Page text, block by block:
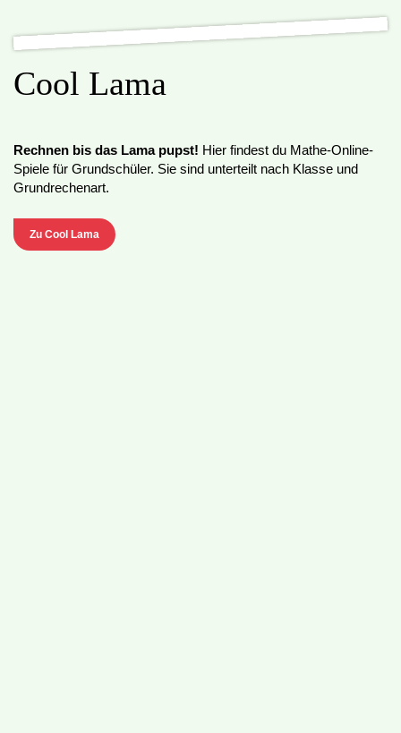
Cool Lama
Rechnen bis das Lama pupst! Hier findest du Mathe-Online-
Spiele für Grundschüler. Sie sind unterteilt nach Klasse und
Grundrechenart.
Zu Cool Lama